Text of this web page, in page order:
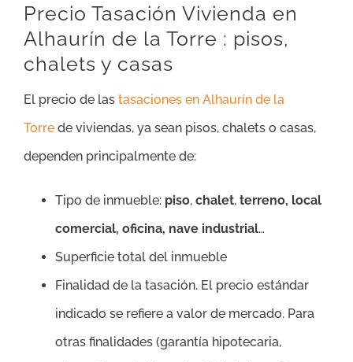
Precio Tasación Vivienda en
Alhaurín de la Torre : pisos,
chalets y casas
El precio de las tasaciones en Alhaurín de la
Torre de viviendas, ya sean pisos, chalets o casas,
dependen principalmente de:
Tipo de inmueble: piso, chalet, terreno, local
comercial, oficina, nave industrial…
Superficie total del inmueble
Finalidad de la tasación. El precio estándar
indicado se refiere a valor de mercado. Para
otras finalidades (garantía hipotecaria,